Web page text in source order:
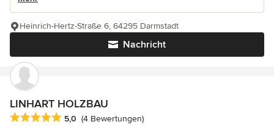
Nachricht
Heinrich-Hertz-Straße 6, 64295 Darmstadt
LINHART HOLZBAU
Durchschnittliche Bewertung: 5 von 5 Sternen
5,0 (4 Bewertungen)